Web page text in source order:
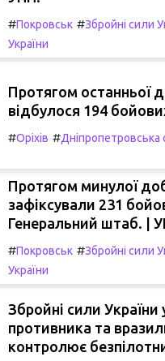
#Покровськ #Збройні сили
України
Протягом останньої
відбулося 194
#Оріхів #Дніпропетровська
Протягом минулої
зафіксували 231
Генеральний штаб. |
#Покровськ #Збройні сили
України
Збройні сили України
противника та
контролює